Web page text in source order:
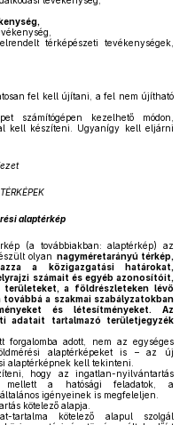
térképészeti tevékenységek,
fel kell újítani, a fel nem újítható
számítógépen kezelhető módon,
kell készíteni. Ugyanígy kell eljárni
alaptérkép
(a továbbiakban: alaptérkép) az
olyan nagyméretarányú térkép,
a közigazgatási határokat,
számait és egyéb azonosítóit,
a földrészleteken lévő
a szakmai szabályzatokban
és létesítményeket. Az
adatait tartalmazó területjegyzék
forgalomba adott, nem az egységes
alaptérképeket is – az új
alaptérképnek kell tekinteni.
hogy az ingatlan-nyilvántartás
mellett a hatósági feladatok, a
igényeinek is megfeleljen.
kötelező alapja.
tartalma kötelező alapul szolgál